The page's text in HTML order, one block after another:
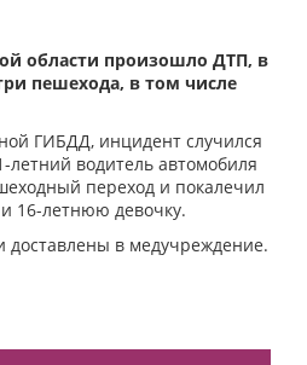
области произошло ДТП, в
пешехода, в том числе
ГИБДД, инцидент случился
летний водитель автомобиля
переход и покалечил
16-летнюю девочку.
доставлены в медучреждение.